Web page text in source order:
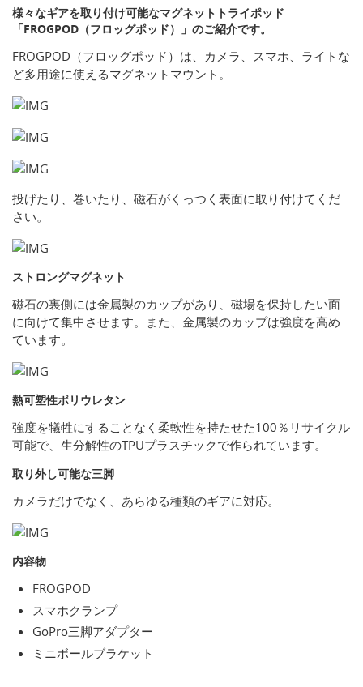
様々なギアを取り付け可能なマグネットトライポッド
「FROGPOD（フロッグポッド）」のご紹介です。
FROGPOD（フロッグポッド）は、カメラ、スマホ、ライトな
ど多用途に使えるマグネットマウント。
投げたり、巻いたり、磁石がくっつく表面に取り付けてくだ
さい。
ストロングマグネット
磁石の裏側には金属製のカップがあり、磁場を保持したい面
に向けて集中させます。また、金属製のカップは強度を高め
ています。
熱可塑性ポリウレタン
強度を犠牲にすることなく柔軟性を持たせた100％リサイクル
可能で、生分解性のTPUプラスチックで作られています。
取り外し可能な三脚
カメラだけでなく、あらゆる種類のギアに対応。
内容物
FROGPOD
スマホクランプ
GoPro三脚アダプター
ミニボールブラケット